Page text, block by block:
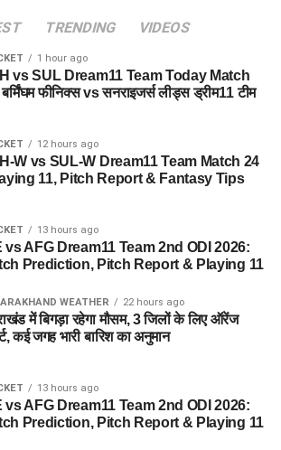
TRENDING VIDEOS
1 hour ago
vs SUL Dream11 Team Today Match
फीनिक्स vs सनराइजर्स लीड्स ड्रीम11 टीम
12 hours ago
W vs SUL-W Dream11 Team Match 24
11, Pitch Report & Fantasy Tips
13 hours ago
vs AFG Dream11 Team 2nd ODI 2026:
Prediction, Pitch Report & Playing 11
WEATHER 22 hours ago
में बिगड़ा रहेगा मौसम, 3 जिलों के लिए ऑरेंज
कई जगह भारी बारिश का अनुमान
13 hours ago
vs AFG Dream11 Team 2nd ODI 2026:
Prediction, Pitch Report & Playing 11